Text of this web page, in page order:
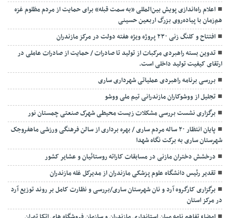
اعلام راه‌اندازی پویش بین‌المللی «به سمت قبله» برای حمایت از مردم مظلوم غزه
هم‌زمان با پیاده‌روی بزرگ اربعین حسینی
افتتاح و کلنگ زنی ۲۳۰ پروژه ویژه هفته دولت در مرکز مازندران
تدوین بسته راهبردی مرکبات از تولید تا صادرات / حمایت از صادرات عاملی در
ارتقای کیفیت تولید داخلی است.
بررسی برنامه راهبردی عملیاتی شهرداری ساری
تجلیل از ووشوکاران مازندرانی تیم ملی ووشو
برگزاری نشست بررسی مشکلات زیست محیطی شهرک صنعتی چمستان نور
پایان انتظار ۲۰ ساله مردم ساری / بهره برداری از سالن فرهنگی ورزشی ماهفروجک
شهرستان ساری به برکت نگاه شهدا
درخشش دختران مازنی در مسابقات کاراته روستائیان و عشایر کشور
تقدیر رئیس دانشگاه علوم پزشکی مازندران از مدیرکل غله مازندران
برگزاری کارگروه آرد و نان شهرستان ساری/بررسی و نظارت کامل بر روند توزیع آرد
در مرکز استان